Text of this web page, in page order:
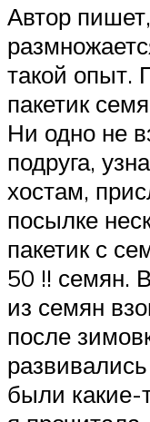
Автор
такой опыт.
пакетик
Ни одно не
подруга,
хостам,
посылке
пакетик с
50 !! семян.
из семян
после
были какие-